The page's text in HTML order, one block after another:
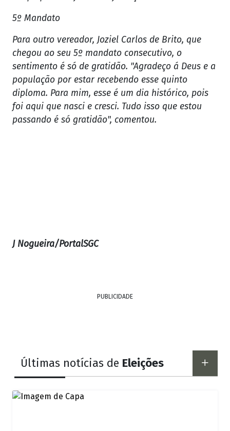
5º Mandato
Para outro vereador, Joziel Carlos de Brito, que
chegou ao seu 5º mandato consecutivo, o
sentimento é só de gratidão. "Agradeço á Deus e a
população por estar recebendo esse quinto
diploma. Para mim, esse é um dia histórico, pois
foi aqui que nasci e cresci. Tudo isso que estou
passando é só gratidão", comentou.
J Nogueira/PortalSGC
PUBLICIDADE
Últimas notícias de Eleições